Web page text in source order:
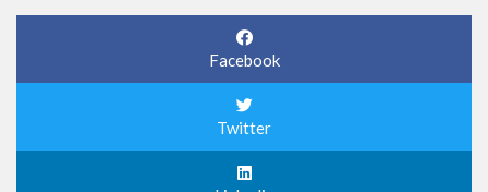
Facebook
Twitter